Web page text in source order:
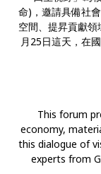
命)，邀請具備社
空間、提昇貢獻
月25日這天，在
This forum
economy,
this dialogue of
experts from